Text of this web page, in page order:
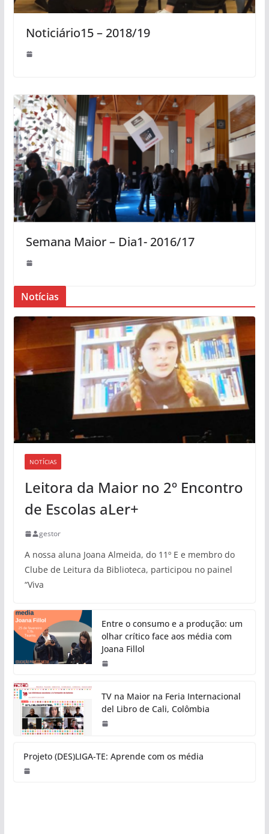
Noticiário15 – 2018/19
Semana Maior – Dia1- 2016/17
Notícias
NOTÍCIAS
Leitora da Maior no 2º Encontro
de Escolas aLer+
gestor
A nossa aluna Joana Almeida, do 11º E e membro do
Clube de Leitura da Biblioteca, participou no painel
“Viva
Entre o consumo e a produção: um
olhar crítico face aos média com
Joana Fillol
TV na Maior na Feria Internacional
del Libro de Cali, Colômbia
Projeto (DES)LIGA-TE: Aprende com os média